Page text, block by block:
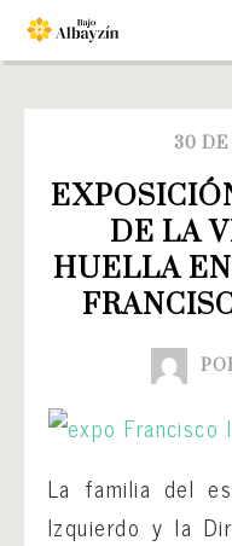
30 DE
DE LA
HUELLA
La familia del
Izquierdo y la